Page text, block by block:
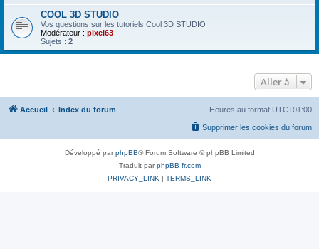
COOL 3D STUDIO
Vos questions sur les tutoriels Cool 3D STUDIO
Modérateur : pixel63
Sujets : 2
Aller à
Accueil Index du forum Heures au format UTC+01:00
Supprimer les cookies du forum
Développé parphpBB® Forum Software © phpBB Limited
Traduit parphpBB-fr.com
PRIVACY_LINK | TERMS_LINK